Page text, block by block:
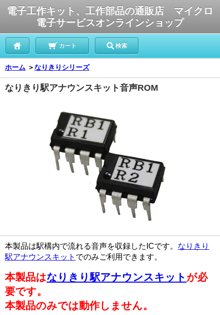
電子工作キット、工作部品の通販店 マイクロ
電子サービスオンラインショップ
カート 検索
ホーム ＞なりきりシリーズ
なりきり駅アナウンスキット音声ROM
本製品は駅構内で流れる音声を収録したICです。 なりきり
駅アナウンスキット でのみご利用できます。
本製品はなりきり駅アナウンスキット が必
要です。
本製品のみでは動作しません。